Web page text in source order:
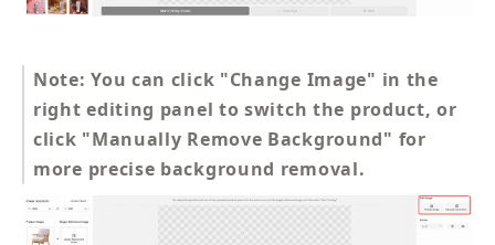
Note: You can click "Change Image" in the
right editing panel to switch the product, or
click "Manually Remove Background" for
more precise background removal.